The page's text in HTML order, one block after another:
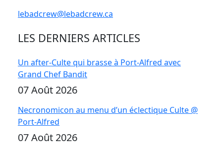
lebadcrew@lebadcrew.ca
LES DERNIERS ARTICLES
Un after-Culte qui brasse à Port-Alfred avec
Grand Chef Bandit
07 Août 2026
Necronomicon au menu d’un éclectique Culte @
Port-Alfred
07 Août 2026